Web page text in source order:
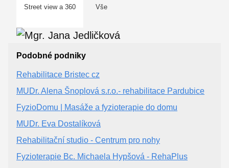
Street view a 360 Vše
Podobné podniky
Rehabilitace Bristec cz
MUDr. Alena Šnoplová s.r.o.- rehabilitace Pardubice
FyzioDomu | Masáže a fyzioterapie do domu
MUDr. Eva Dostalíková
Rehabilitační studio - Centrum pro nohy
Fyzioterapie Bc. Michaela Hypšová - RehaPlus